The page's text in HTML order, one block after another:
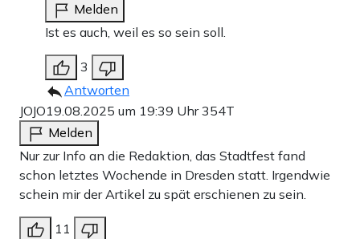
Melden
Ist es auch, weil es so sein soll.
3
Antworten
JOJO19.08.2025 um 19:39 Uhr354T
Melden
Nur zur Info an die Redaktion, das Stadtfest fand
schon letztes Wochende in Dresden statt. Irgendwie
schein mir der Artikel zu spät erschienen zu sein.
11